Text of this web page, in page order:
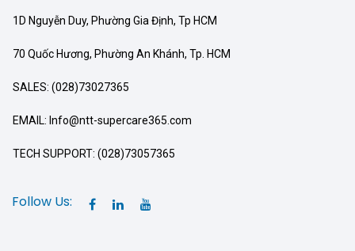
1D Nguyễn Duy, Phường Gia Định, Tp HCM
70 Quốc Hương, Phường An Khánh, Tp. HCM
SALES: (028)73027365
EMAIL: Info@ntt-supercare365.com
TECH SUPPORT: (028)73057365
Follow Us: